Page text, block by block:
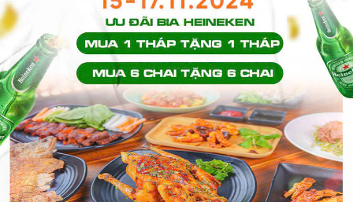
Vị trí: 39 Bến Vân Đồn,..
Giá: Liên hệ 0939 68 62 68
MADISON THI SÁCH
Vị trí: 15 Thi Sách-P. Bến..
Giá: 9 tỷ/ căn 2PN